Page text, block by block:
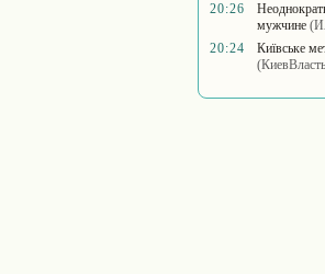
20:26
мужчине
20:24
Київське